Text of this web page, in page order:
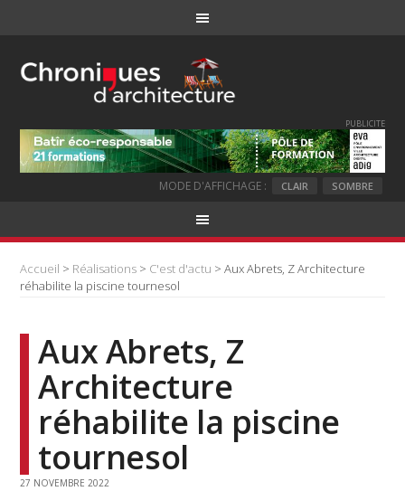
PUBLICITE
MODE D'AFFICHAGE : CLAIR SOMBRE
Accueil > Réalisations > C'est d'actu > Aux Abrets, Z Architecture
réhabilite la piscine tournesol
Aux Abrets, Z
Architecture
réhabilite la piscine
tournesol
27 NOVEMBRE 2022